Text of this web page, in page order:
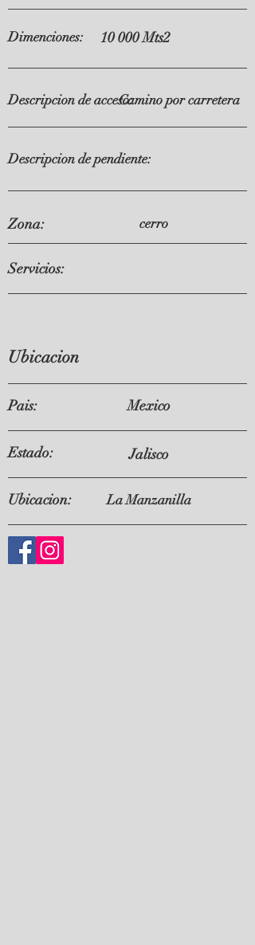
Servicios:
Ubicacion
Pais:
Estado:
Ubicacion:
Mexico
Jalisco
La Manzanilla
Dimenciones: 10 000 Mts2
Descripcion de acceso:Camino por carretera
Descripcion de pendiente:
Zona: cerro